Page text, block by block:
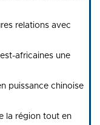
relations avec
africaines une
puissance chinoise
la région tout en